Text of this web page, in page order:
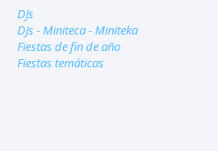
DJs
DJs - Miniteca - Miniteka
Fiestas de fin de año
Fiestas temáticas